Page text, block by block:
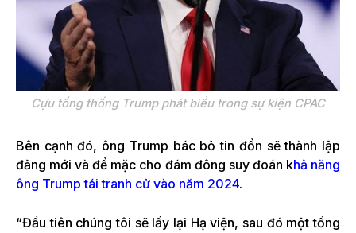
Cựu tổng thống Trump phát biểu trong sự kiện CPAC
Bên cạnh đó, ông Trump bác bỏ tin đồn sẽ thành lập
đảng mới và để mặc cho đám đông suy đoán khả năng
ông Trump tái tranh cử vào năm 2024.
“Đầu tiên chúng tôi sẽ lấy lại Hạ viện, sau đó một tổng